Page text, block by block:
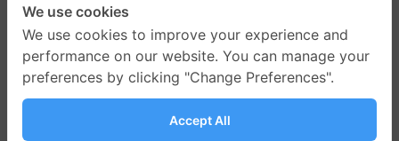
We use cookies
We use cookies to improve your experience and
performance on our website. You can manage your
preferences by clicking "Change Preferences".
Accept All